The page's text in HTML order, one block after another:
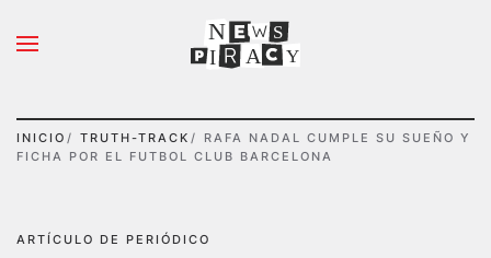
Ir al contenido principal
N S
I A Y
INICIO TRUTH-TRACK
RAFA NADAL CUMPLE SU SUEÑO Y
FICHA POR EL FUTBOL CLUB BARCELONA
ARTÍCULO DE PERIÓDICO